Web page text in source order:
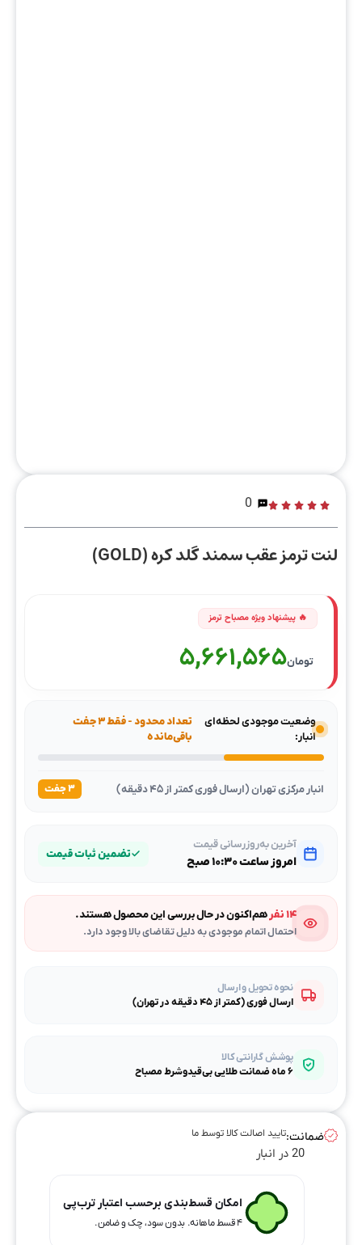
0
لنت ترمز عقب سمند گلد کره (GOLD)
تومان5,661,565
وضعیت موجودی لحظه‌ای
انبار:
تعداد محدود - فقط ۳ جفت
باقی‌مانده
انبار مرکزی تهران (ارسال فوری کمتر از ۴۵ دقیقه) ۳ جفت
آخرین به‌روزرسانی قیمت
امروز ساعت ۱۰:۳۰ صبح
تضمین ثبات قیمت
۱۴ نفر هم‌اکنون در حال بررسی این محصول هستند.
احتمال اتمام موجودی به دلیل تقاضای بالا وجود دارد.
نحوه تحویل و ارسال
ارسال فوری (کمتر از ۴۵ دقیقه در تهران)
پوشش گارانتی کالا
۶ ماه ضمانت طلایی بی‌قیدوشرط مصباح
ضمانت:تایید اصالت کالا توسط ما
20 در انبار
امکان قسط‌بندی برحسب اعتبار ترب‌پی
۴ قسط ماهانه. بدون سود، چک و ضامن.